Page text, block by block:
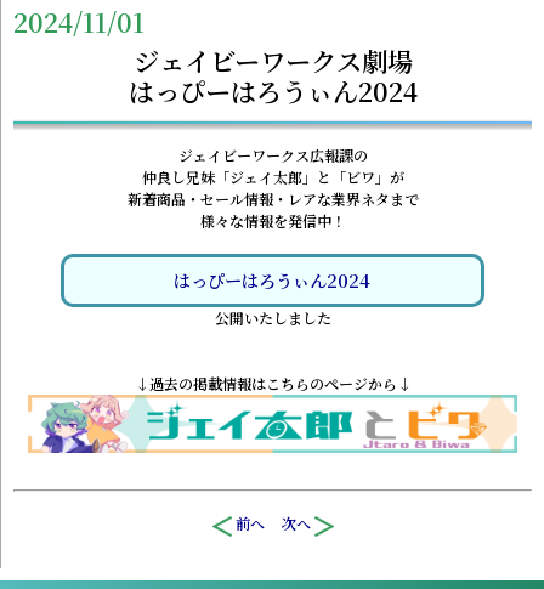
2024/11/01
ジェイビーワークス劇場
はっぴーはろうぃん2024
ジェイビーワークス広報課の
仲良し兄妹「ジェイ太郎」と「ビワ」が
新着商品・セール情報・レアな業界ネタまで
様々な情報を発信中！
はっぴーはろうぃん2024
公開いたしました
↓過去の掲載情報はこちらのページから↓
前へ 次へ